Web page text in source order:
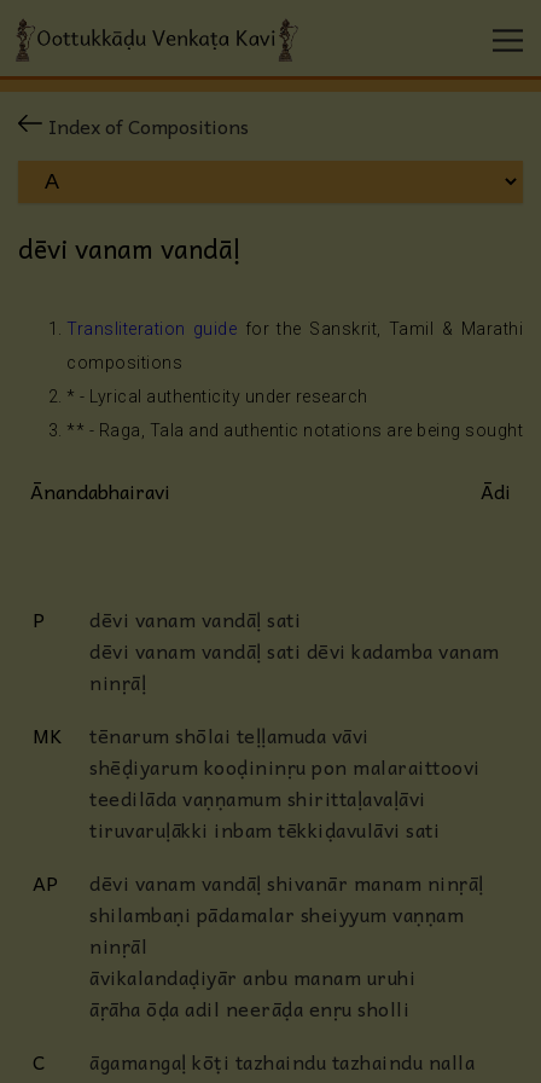
Index of Compositions
dēvi vanam vandāḷ
Transliteration guide for the Sanskrit, Tamil & Marathi
compositions
* - Lyrical authenticity under research
** - Raga, Tala and authentic notations are being sought
Ānandabhairavi Ādi
P
dēvi vanam vandāḷ sati
dēvi vanam vandāḷ sati dēvi kadamba vanam
ninṛāḷ
MK
tēnarum shōlai teḷḷamuda vāvi
shēḍiyarum kooḍininṛu pon malaraittoovi
teedilāda vaṇṇamum shirittaḷavaḷāvi
tiruvaruḷākki inbam tēkkiḍavulāvi sati
AP
dēvi vanam vandāḷ shivanār manam ninṛāḷ
shilambaṇi pādamalar sheiyyum vaṇṇam
ninṛāl
āvikalandaḍiyār anbu manam uruhi
āṛāha ōḍa adil neerāḍa enṛu sholli
C
āgamangaḷ kōṭi tazhaindu tazhaindu nalla